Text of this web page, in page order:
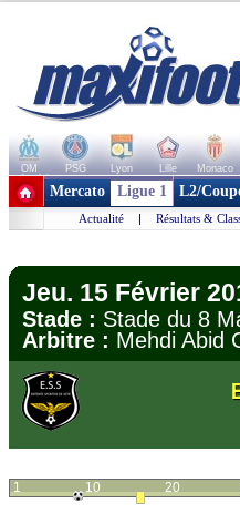
OM PSG Lyon Lille Monaco
+ de clubs
Mercato Ligue 1 L2/
Actualité | Résultats &
Jeu. 15 Février
Stade : Stade du 8
Arbitre : Mehdi Abid
1 10 20